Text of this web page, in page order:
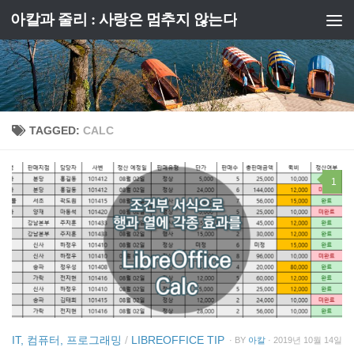
Skip to content
아칼과 줄리 : 사랑은 멈추지 않는다
TAGGED: CALC
1
IT, 컴퓨터, 프로그래밍 / LIBREOFFICE TIP · BY 아칼 · 2019년 10월 14일